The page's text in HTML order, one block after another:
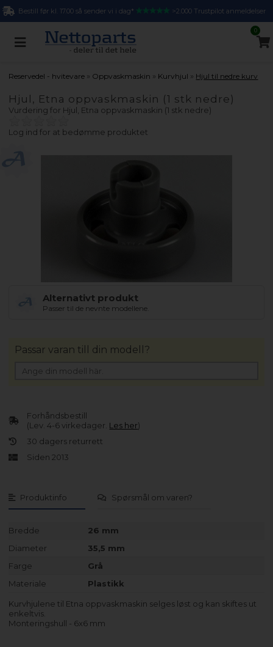
Bestill før kl. 17.00 så sender vi i dag* >2.000 Trustpilot anmeldelser
0
Reservedel - hvitevare » Oppvaskmaskin » Kurvhjul » Hjul til nedre kurv
Hjul, Etna oppvaskmaskin (1 stk nedre)
Vurdering for Hjul, Etna oppvaskmaskin (1 stk nedre)
Log ind for at bedømme produktet
Alternativt produkt
Passer til de nevnte modellene.
Produktinfo Spørsmål om varen?
Bredde
26 mm
Diameter
35,5 mm
Farge
Grå
Materiale
Plastikk
Kurvhjulene til Etna oppvaskmaskin selges løst og kan skiftes ut
enkeltvis.
Monteringshull - 6x6 mm
Forhåndsbestill
(Lev. 4-6 virkedager. Les her)
30 dagers returrett
Siden 2013
Passar varan till din modell?